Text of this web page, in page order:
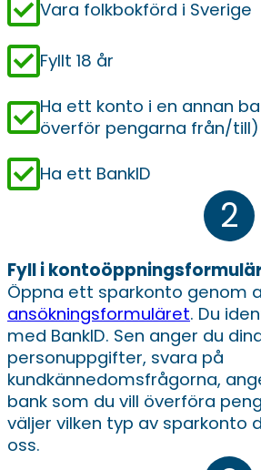
Vara folkbokförd i Sverige
Fyllt 18 år
Ha ett konto i en annan
överför pengarna från/till)
Ha ett BankID
Fyll i
Öppna ett sparkonto genom
ansökningsformuläret. Du
med BankID. Sen anger du
personuppgifter, svara på
kundkännedomsfrågorna,
bank som du vill överföra
väljer vilken typ av sparkonto
oss.